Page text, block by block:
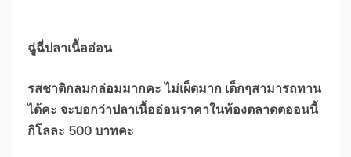
ฉู่ฉี่ปลาเนื้ออ่อน
รสชาติกลมกล่อมมากคะ ไม่เผ็ดมาก เด็กๆสามารถทาน
ได้คะ จะบอกว่าปลาเนื้ออ่อนราคาในท้องตลาดตออนนี้
กิโลละ 500 บาทคะ